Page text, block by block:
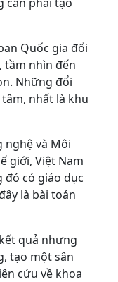
Quốc gia đổi
tầm nhìn đến
Những đổi
nhất là khu
nghệ và Môi
giới, Việt Nam
có giáo dục
là bài toán
quả nhưng
tạo một sân
cứu về khoa